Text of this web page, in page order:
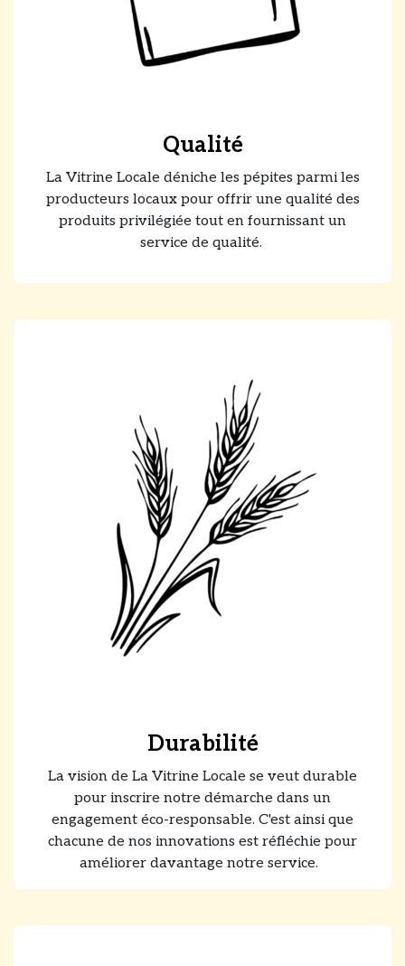
Qualité
La Vitrine Locale déniche les pépites parmi les
producteurs locaux pour offrir une qualité des
produits privilégiée tout en fournissant un
service de qualité.
Durabilité
La vision de La Vitrine Locale se veut durable
pour inscrire notre démarche dans un
engagement éco-responsable. C'est ainsi que
chacune de nos innovations est réfléchie pour
améliorer davantage notre service.